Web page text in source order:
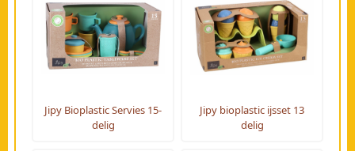
Jipy Bioplastic Servies 15-
delig
Jipy bioplastic ijsset 13
delig